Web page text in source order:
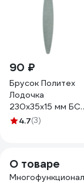
90 ₽
Брусок Политех
Лодочка
230x35x15 мм БС
2045200
4.7(3)
О товаре